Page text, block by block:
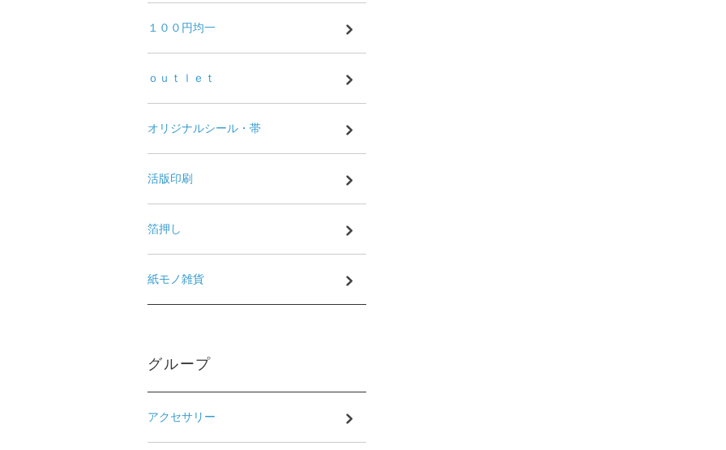
１００円均一
ｏｕｔｌｅｔ
オリジナルシール・帯
活版印刷
箔押し
紙モノ雑貨
グループ
アクセサリー